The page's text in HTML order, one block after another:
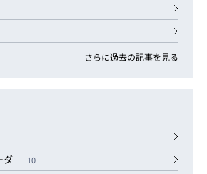
さらに過去の記事を見る
ダ 10